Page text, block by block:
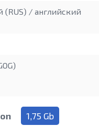
(RUS) / английский
1,75 Gb